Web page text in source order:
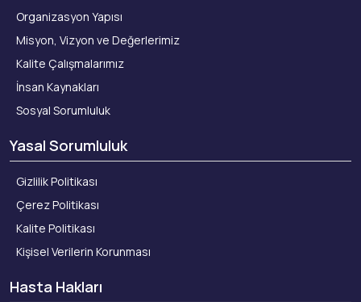
Organizasyon Yapısı
Misyon, Vizyon ve Değerlerimiz
Kalite Çalışmalarımız
İnsan Kaynakları
Sosyal Sorumluluk
Yasal Sorumluluk
Gizlilik Politikası
Çerez Politikası
Kalite Politikası
Kişisel Verilerin Korunması
Hasta Hakları